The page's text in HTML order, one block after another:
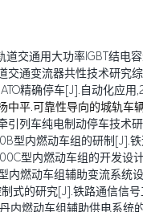
道交通用大功率IGBT结电
交通变流器共性技术研究
精确停车[J].自动化应
中平.可靠性导向的城轨车
引列车纯电制动停车技术
型内燃动车组的研制[J].
型内燃动车组的开发设
内燃动车组辅助变流系统
式的研究[J].铁路通信信
内燃动车组辅助供电系统